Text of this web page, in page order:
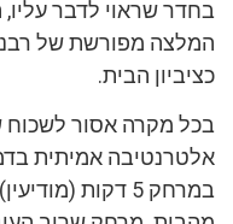
בחדר שראוי לדבר
המלצה מפורשת של
כציביון הבית.
בכל מקרה אסור
אלטרנטיבה אמיתית
במרחק 5 דקות